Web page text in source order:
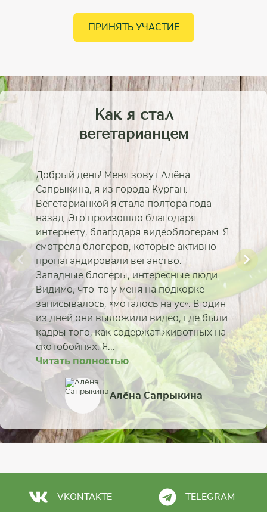
ПРИНЯТЬ УЧАСТИЕ
Как я стал
вегетарианцем
Добрый день! Меня зовут Алёна
Сапрыкина, я из города Курган.
Вегетарианкой я стала полтора года
назад. Это произошло благодаря
интернету, благодаря видеоблогерам. Я
смотрела блогеров, которые активно
пропагандировали веганство.
Западные блогеры, интересные люди.
Видимо, что-то у меня на подкорке
записывалось, «моталось на ус». В один
из дней они выложили видео, где были
кадры того, как содержат животных на
скотобойнях. Я...
Читать полностью
Алёна Сапрыкина
Читать полностью
Евгений Дынько
Читать полностью
Юлия Пыльненькая
Читать полностью
Алексей Исаков
Читать полностью
Илья Белов
Читать полностью
Наталья Свиридова
Читать полностью
Регина Чудина
Читать полностью
Филипп Масалов
VKONTAKTE TELEGRAM